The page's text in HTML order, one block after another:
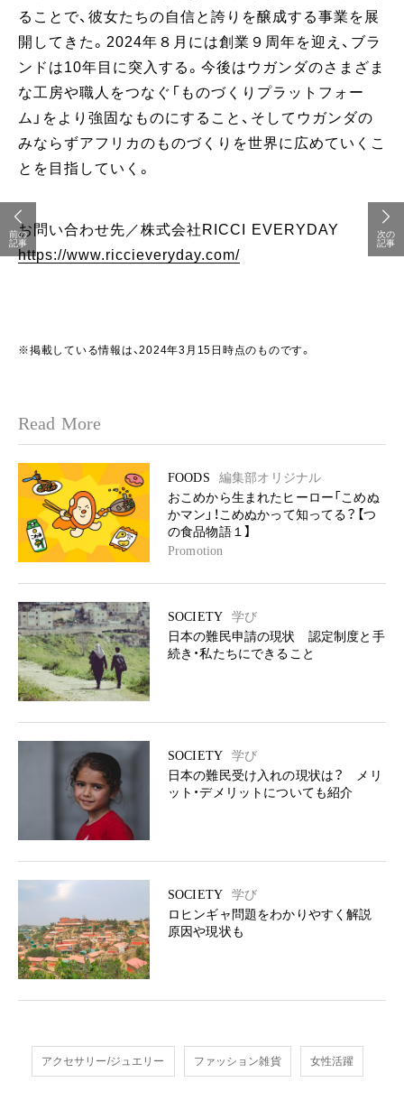
ることで、彼女たちの自信と誇りを醸成する事業を展
開してきた。2024年８月には創業９周年を迎え、ブラ
ンドは10年目に突入する。今後はウガンダのさまざま
な工房や職人をつなぐ「ものづくりプラットフォー
ム」をより強固なものにすること、そしてウガンダの
みならずアフリカのものづくりを世界に広めていくこ
とを目指していく。
お問い合わせ先／株式会社RICCI EVERYDAY
https://www.riccieveryday.com/
※掲載している情報は、2024年3月15日時点のものです。
Read More
FOODS
編集部オリジナル
おこめから生まれたヒーロー「こめぬ
かマン」！こめぬかって知ってる？【つ
の食品物語１】
Promotion
SOCIETY
学び
日本の難民申請の現状 認定制度と手
続き・私たちにできること
SOCIETY
学び
日本の難民受け入れの現状は？ メリ
ット・デメリットについても紹介
SOCIETY
学び
ロヒンギャ問題をわかりやすく解説
原因や現状も
アクセサリー/ジュエリー ファッション雑貨 女性活躍
前の
記事
次の
記事